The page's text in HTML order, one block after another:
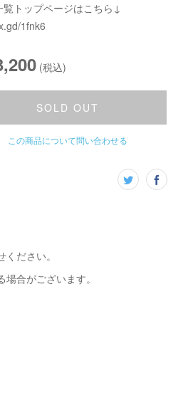
覧トップページはこちら↓
1fnk6
(税込)
SOLD OUT
この商品について問い合わせる
ださい。
合がございます。